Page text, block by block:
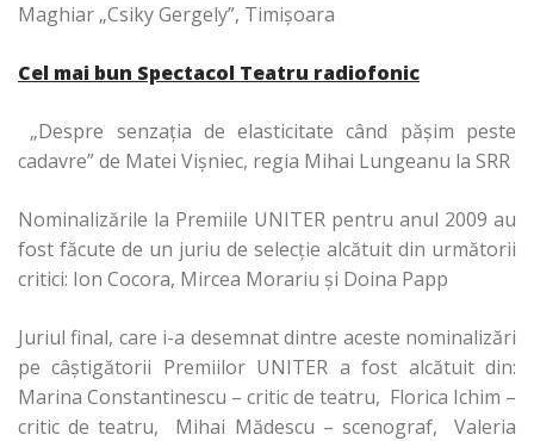
Maghiar „Csiky Gergely”, Timişoara
Cel mai bun Spectacol Teatru radiofonic
„Despre senzaţia de elasticitate când păşim peste
cadavre” de Matei Vişniec, regia Mihai Lungeanu la SRR
Nominalizările la Premiile UNITER pentru anul 2009 au
fost făcute de un juriu de selecţie alcătuit din următorii
critici: Ion Cocora, Mircea Morariu şi Doina Papp
Juriul final, care i-a desemnat dintre aceste nominalizări
pe câştigătorii Premiilor UNITER a fost alcătuit din:
Marina Constantinescu – critic de teatru, Florica Ichim –
critic de teatru, Mihai Mădescu – scenograf, Valeria